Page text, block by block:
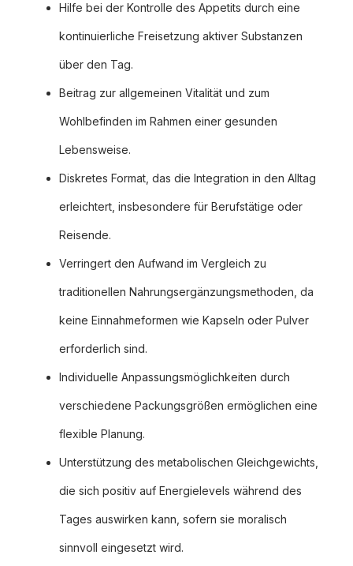
Hilfe bei der Kontrolle des Appetits durch eine
kontinuierliche Freisetzung aktiver Substanzen
über den Tag.
Beitrag zur allgemeinen Vitalität und zum
Wohlbefinden im Rahmen einer gesunden
Lebensweise.
Diskretes Format, das die Integration in den Alltag
erleichtert, insbesondere für Berufstätige oder
Reisende.
Verringert den Aufwand im Vergleich zu
traditionellen Nahrungsergänzungsmethoden, da
keine Einnahmeformen wie Kapseln oder Pulver
erforderlich sind.
Individuelle Anpassungsmöglichkeiten durch
verschiedene Packungsgrößen ermöglichen eine
flexible Planung.
Unterstützung des metabolischen Gleichgewichts,
die sich positiv auf Energielevels während des
Tages auswirken kann, sofern sie moralisch
sinnvoll eingesetzt wird.